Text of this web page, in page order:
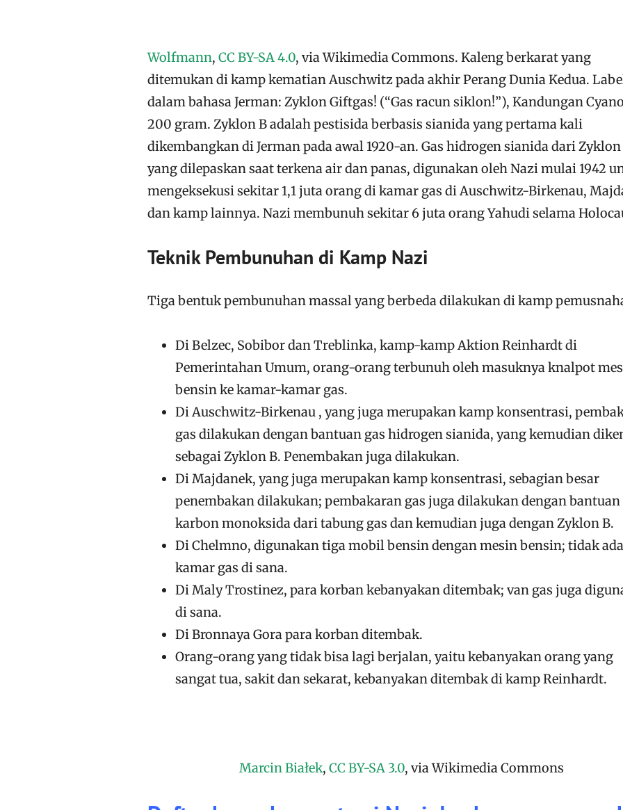
Wolfmann, CC BY-SA 4.0, via Wikimedia Commons. Kaleng berkarat yang
ditemukan di kamp kematian Auschwitz pada akhir Perang Dunia Kedua.
dalam bahasa Jerman: Zyklon Giftgas! (“Gas racun siklon!”), Kandungan
200 gram. Zyklon B adalah pestisida berbasis sianida yang pertama kali
dikembangkan di Jerman pada awal 1920-an. Gas hidrogen sianida dari Zyklon
yang dilepaskan saat terkena air dan panas, digunakan oleh Nazi mulai 1942
mengeksekusi sekitar 1,1 juta orang di kamar gas di Auschwitz-Birkenau,
dan kamp lainnya. Nazi membunuh sekitar 6 juta orang Yahudi selama
Teknik Pembunuhan di Kamp Nazi
Tiga bentuk pembunuhan massal yang berbeda dilakukan di kamp
Di Belzec, Sobibor dan Treblinka, kamp-kamp Aktion Reinhardt di
Pemerintahan Umum, orang-orang terbunuh oleh masuknya knalpot
bensin ke kamar-kamar gas.
Di Auschwitz-Birkenau , yang juga merupakan kamp konsentrasi,
gas dilakukan dengan bantuan gas hidrogen sianida, yang kemudian
sebagai Zyklon B. Penembakan juga dilakukan.
Di Majdanek, yang juga merupakan kamp konsentrasi, sebagian besar
penembakan dilakukan; pembakaran gas juga dilakukan dengan bantuan
karbon monoksida dari tabung gas dan kemudian juga dengan Zyklon B.
Di Chelmno, digunakan tiga mobil bensin dengan mesin bensin; tidak ada
kamar gas di sana.
Di Maly Trostinez, para korban kebanyakan ditembak; van gas juga
di sana.
Di Bronnaya Gora para korban ditembak.
Orang-orang yang tidak bisa lagi berjalan, yaitu kebanyakan orang yang
sangat tua, sakit dan sekarat, kebanyakan ditembak di kamp Reinhardt.
Marcin Białek, CC BY-SA 3.0, via Wikimedia Commons